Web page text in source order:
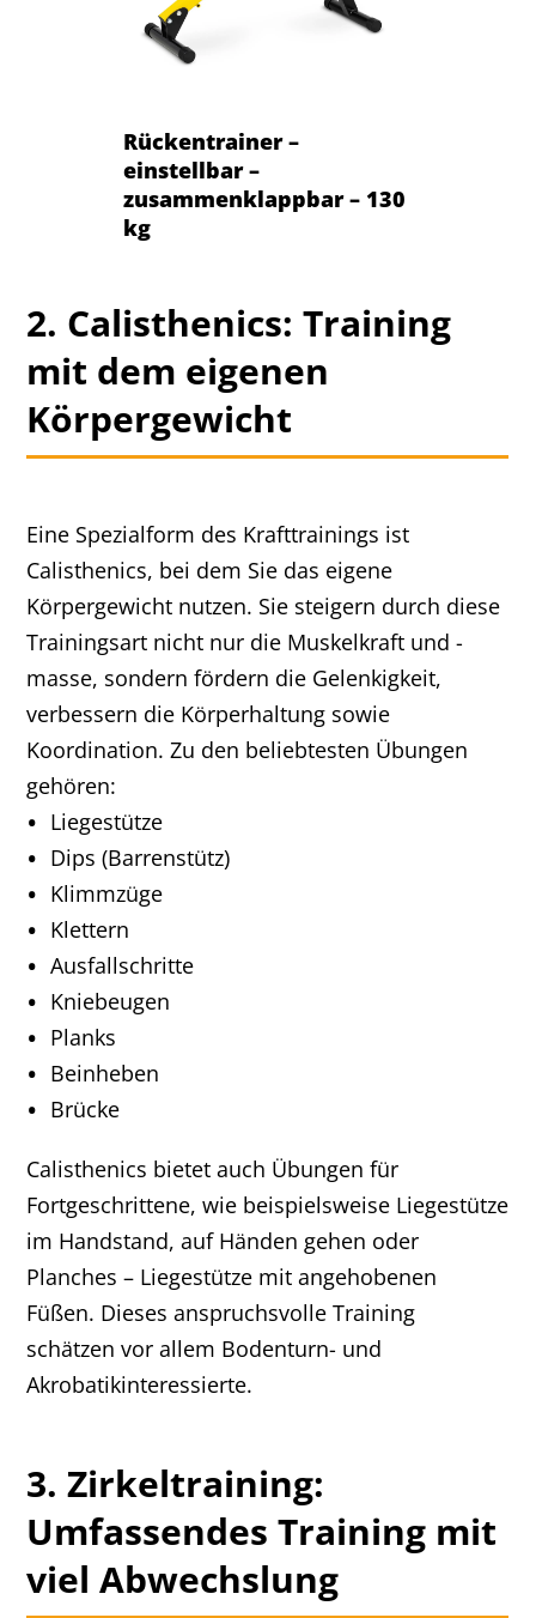
Rückentrainer –
einstellbar –
zusammenklappbar – 130
kg
2. Calisthenics: Training
mit dem eigenen
Körpergewicht
Eine Spezialform des Krafttrainings ist
Calisthenics, bei dem Sie das eigene
Körpergewicht nutzen. Sie steigern durch diese
Trainingsart nicht nur die Muskelkraft und -
masse, sondern fördern die Gelenkigkeit,
verbessern die Körperhaltung sowie
Koordination. Zu den beliebtesten Übungen
gehören:
Liegestütze
Dips (Barrenstütz)
Klimmzüge
Klettern
Ausfallschritte
Kniebeugen
Planks
Beinheben
Brücke
Calisthenics bietet auch Übungen für
Fortgeschrittene, wie beispielsweise Liegestütze
im Handstand, auf Händen gehen oder
Planches – Liegestütze mit angehobenen
Füßen. Dieses anspruchsvolle Training
schätzen vor allem Bodenturn- und
Akrobatikinteressierte.
3. Zirkeltraining:
Umfassendes Training mit
viel Abwechslung